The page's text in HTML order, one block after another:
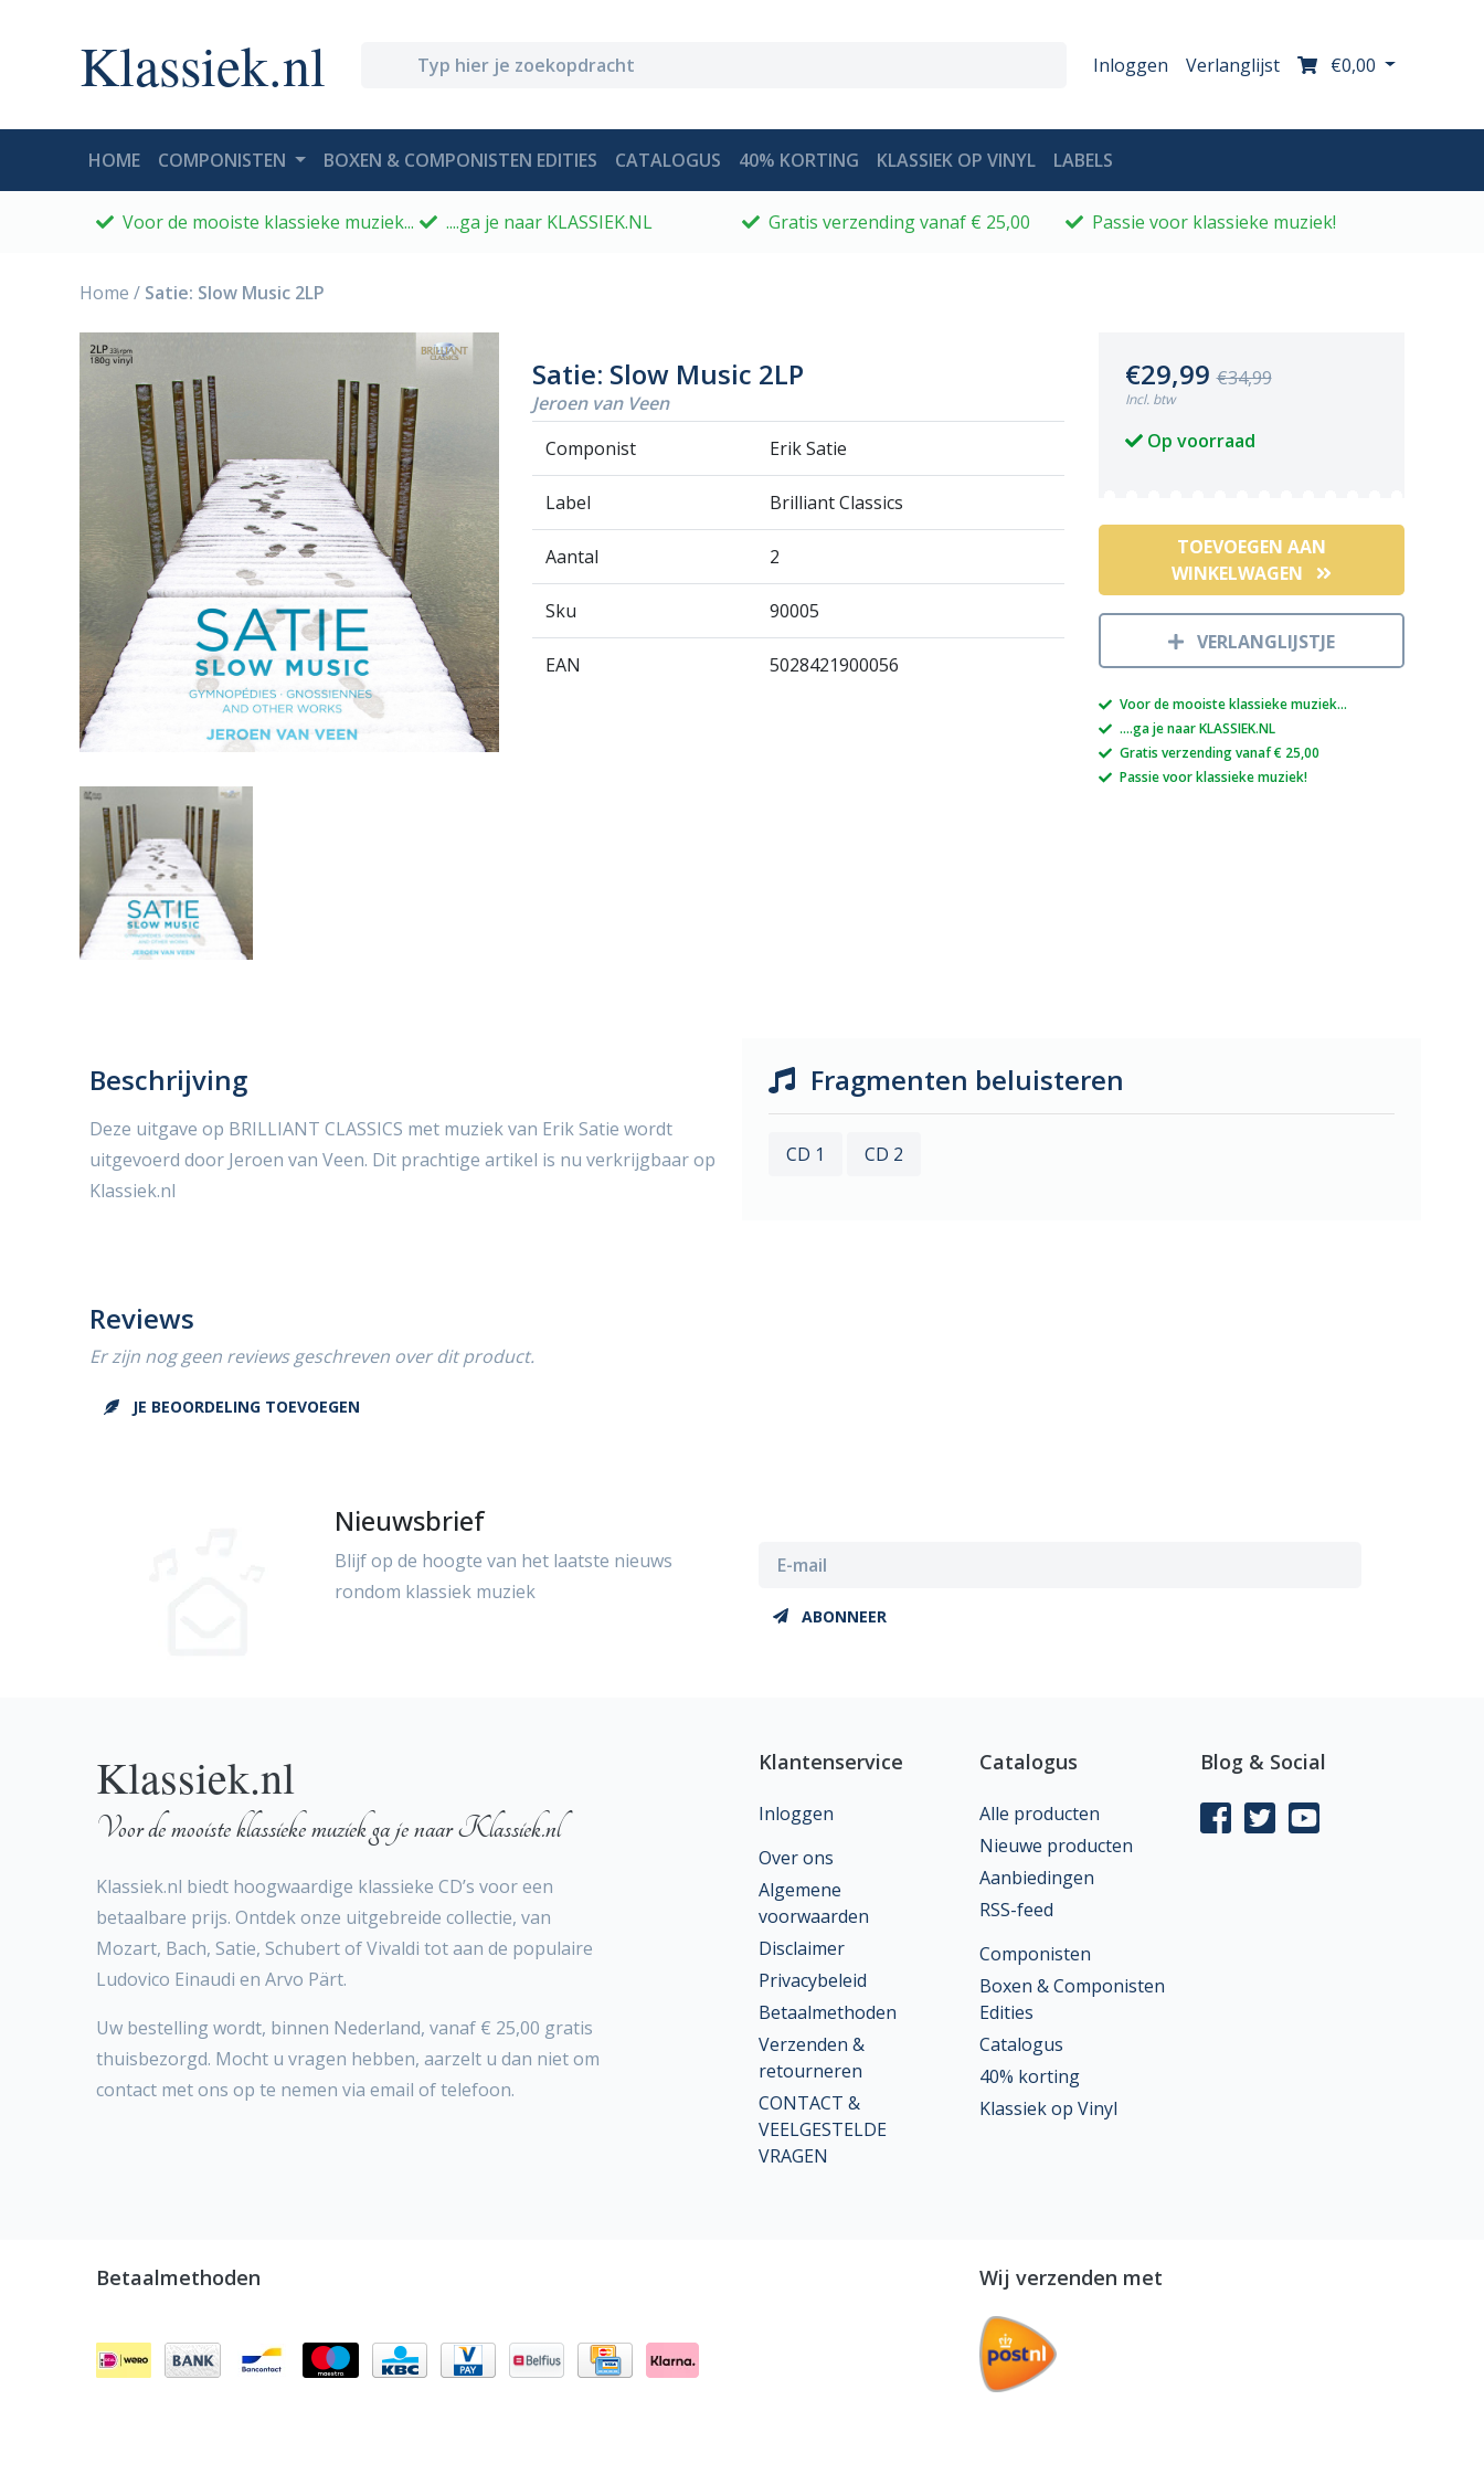
Klassiek.nl Inloggen Verlanglijst €0,00
HOME(CURRENT)
COMPONISTEN BOXEN & COMPONISTEN EDITIES CATALOGUS 40% KORTING KLASSIEK OP VINYL LABELS
Voor de mooiste klassieke muziek... ....ga je naar KLASSIEK.NL Gratis verzending vanaf € 25,00 Passie voor klassieke muziek!
Home / Satie: Slow Music 2LP
Satie: Slow Music 2LP
Jeroen van Veen
Componist
Erik Satie
Label Brilliant Classics
Aantal 2
Sku 90005
EAN 5028421900056
€29,99€34,99
Incl. btw
Op voorraad
TOEVOEGEN AAN
WINKELWAGEN
VERLANGLIJSTJE
Voor de mooiste klassieke muziek...
....ga je naar KLASSIEK.NL
Gratis verzending vanaf € 25,00
Passie voor klassieke muziek!
Beschrijving
Deze uitgave op BRILLIANT CLASSICS met muziek van Erik Satie wordt
uitgevoerd door Jeroen van Veen. Dit prachtige artikel is nu verkrijgbaar op
Klassiek.nl
Reviews
Er zijn nog geen reviews geschreven over dit product.
JE BEOORDELING TOEVOEGEN
Fragmenten beluisteren
CD 1 CD 2
Nieuwsbrief
Blijf op de hoogte van het laatste nieuws
rondom klassiek muziek
ABONNEER
Klassiek.nl
Voor de mooiste klassieke muziek ga je naar Klassiek.nl
Klassiek.nl biedt hoogwaardige klassieke CD’s voor een
betaalbare prijs. Ontdek onze uitgebreide collectie, van
Mozart, Bach, Satie, Schubert of Vivaldi tot aan de populaire
Ludovico Einaudi en Arvo Pärt.
Uw bestelling wordt, binnen Nederland, vanaf € 25,00 gratis
thuisbezorgd. Mocht u vragen hebben, aarzelt u dan niet om
contact met ons op te nemen via email of telefoon.
Klantenservice
Inloggen
Over ons
Algemene
voorwaarden
Disclaimer
Privacybeleid
Betaalmethoden
Verzenden &
retourneren
CONTACT &
VEELGESTELDE
VRAGEN
Catalogus
Alle producten
Nieuwe producten
Aanbiedingen
RSS-feed
Componisten
Boxen & Componisten
Edities
Catalogus
40% korting
Klassiek op Vinyl
Blog & Social
Betaalmethoden Wij verzenden met